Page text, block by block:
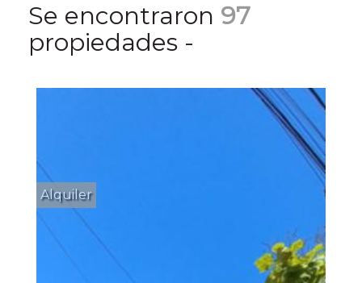
Se encontraron 97
propiedades -
Alquiler